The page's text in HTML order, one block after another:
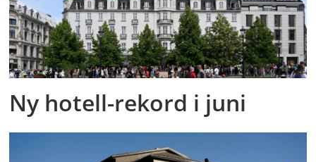
Ny hotell-rekord i juni